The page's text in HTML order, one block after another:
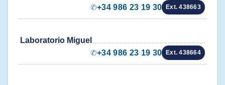
✆+34 986 23 19 30 Ext. 438663
Laboratorio Miguel
✆+34 986 23 19 30 Ext. 438664